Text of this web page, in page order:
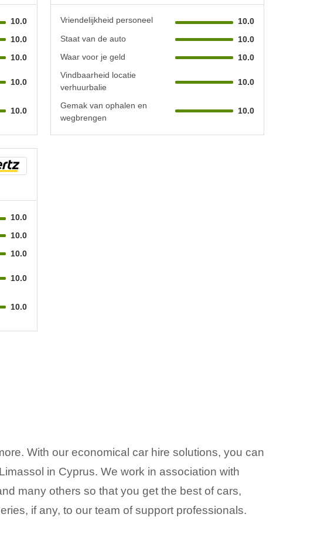
10.0
10.0
10.0
10.0
10.0
Vriendelijkheid personeel
10.0
Staat van de auto
10.0
Waar voor je geld
10.0
Vindbaarheid locatie
verhuurbalie
10.0
Gemak van ophalen en
wegbrengen
10.0
10.0
10.0
10.0
10.0
10.0
With our economical car hire solutions, you can
in Cyprus. We work in association with
many others so that you get the best of cars,
if any, to our team of support professionals.